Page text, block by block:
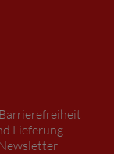
Lieferung